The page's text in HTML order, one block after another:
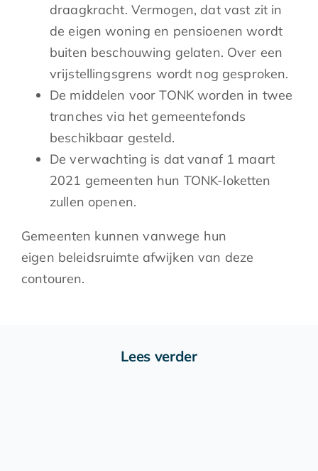
draagkracht. Vermogen, dat vast zit in
de eigen woning en pensioenen wordt
buiten beschouwing gelaten. Over een
vrijstellingsgrens wordt nog gesproken.
De middelen voor TONK worden in twee
tranches via het gemeentefonds
beschikbaar gesteld.
De verwachting is dat vanaf 1 maart
2021 gemeenten hun TONK-loketten
zullen openen.
Gemeenten kunnen vanwege hun
eigen beleidsruimte afwijken van deze
contouren.
Lees verder